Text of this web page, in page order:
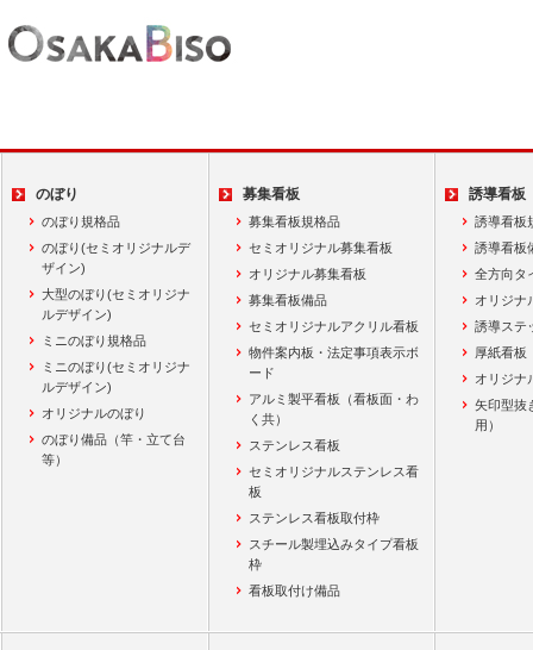
のぼり
のぼり規格品
のぼり(セミオリジナルデ
ザイン)
大型のぼり(セミオリジナ
ルデザイン)
ミニのぼり規格品
ミニのぼり(セミオリジナ
ルデザイン)
オリジナルのぼり
のぼり備品（竿・立て台
等）
募集看板
募集看板規格品
セミオリジナル募集看板
オリジナル募集看板
募集看板備品
セミオリジナルアクリル看板
物件案内板・法定事項表示ボ
ード
アルミ製平看板（看板面・わ
く共）
ステンレス看板
セミオリジナルステンレス看
板
ステンレス看板取付枠
スチール製埋込みタイプ看板
枠
看板取付け備品
誘導看板
誘導看板
誘導看板
全方向タ
オリジナ
誘導ステ
厚紙看板
オリジナ
矢印型抜
用）